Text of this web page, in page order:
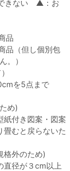
きない ▲：お
品
品（但し個別包
。）
を5点まで
め)
紙付き図案・図案
畳むと戻らないた
格外のため)
直径が３cm以上